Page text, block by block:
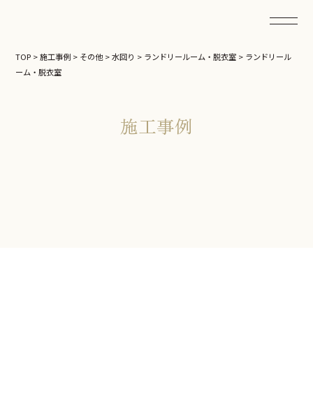
TOP > 施工事例 > その他 > 水回り > ランドリールーム・脱衣室 > ランドリール
ーム・脱衣室
施工事例